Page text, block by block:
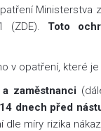
(ZDE). Toto
v opatření, které
a zaměstnanci
dnech před
míry rizika